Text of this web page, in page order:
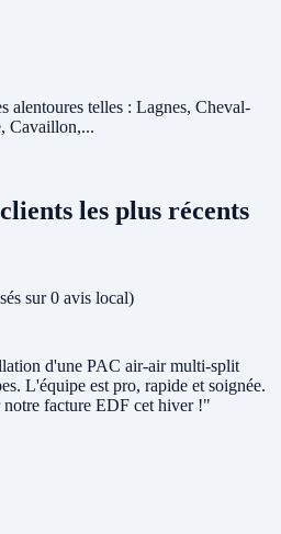
alentoures telles : Lagnes, Cheval-
Cavaillon,...
les plus récents
sur 0 avis local)
d'une PAC air-air multi-split
L'équipe est pro, rapide et soignée.
notre facture EDF cet hiver !"